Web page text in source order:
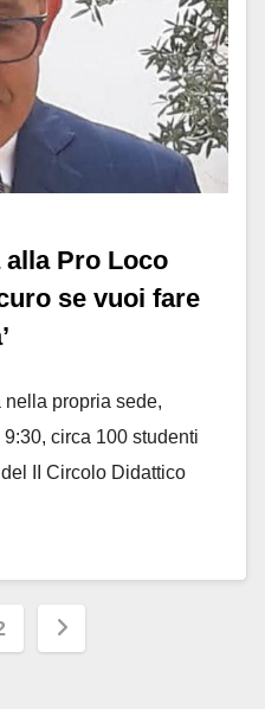
Pro Loco
se vuoi fare
nella propria sede,
circa 100 studenti
II Circolo Didattico